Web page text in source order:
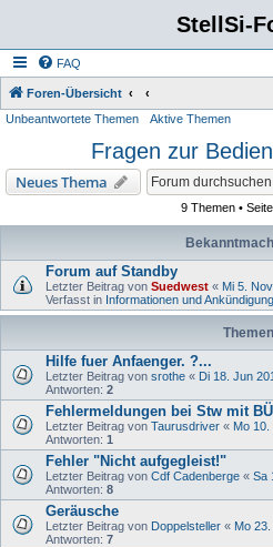
StellSi-
FAQ
Foren-Übersicht
Unbeantwortete Themen Aktive Themen
Fragen zur
Neues Thema
9 Themen • Seite
Forum auf Standby
Letzter Beitrag von Suedwest « Mi 5.
Verfasst in Informationen und
Themen
Hilfe fuer Anfaenger. ?...
Letzter Beitrag von srothe « Di 18. Jun
Antworten: 2
Fehlermeldungen bei Stw mit
Letzter Beitrag von Taurusdriver « Mo
Antworten: 1
Fehler "Nicht aufgegleist!"
Letzter Beitrag von Cdf Cadenberge « Sa
Antworten: 8
Geräusche
Letzter Beitrag von Doppelsteller « Mo
Antworten: 7